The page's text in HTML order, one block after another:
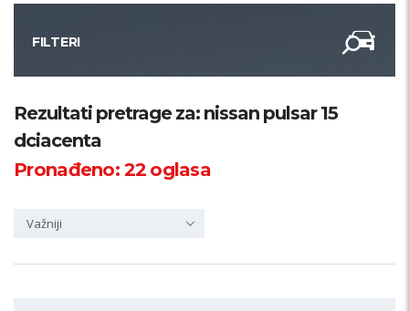
FILTERI
Kategorija
Županija
Rezultati pretrage za: nissan pulsar 15
dciacenta
Pronađeno:22oglasa
Važniji